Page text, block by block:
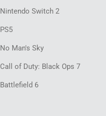
Nintendo Switch 2
PS5
No Man's Sky
Call of Duty: Black Ops 7
Battlefield 6